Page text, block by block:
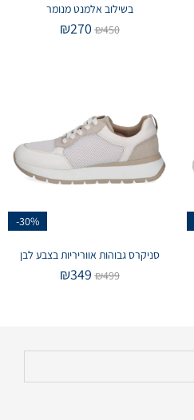
בשילוב אלמנט מנומר
₪450
₪270
-30%
סניקרס גבוהות אווריריות בצבע לבן
₪499
₪349